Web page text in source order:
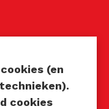
(en
cookies